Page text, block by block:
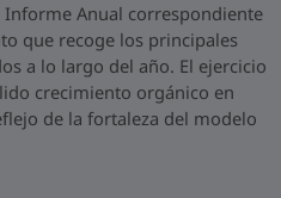
Informe Anual correspondiente
que recoge los principales
a lo largo del año. El ejercicio
crecimiento orgánico en
de la fortaleza del modelo